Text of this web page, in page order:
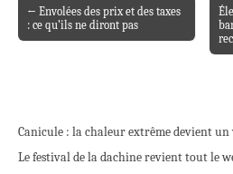
Post navigation
← Envolées des prix et des taxes
: ce qu’ils ne diront pas
Canicule : la chaleur extrême devient
Le festival de la dachine revient tout le